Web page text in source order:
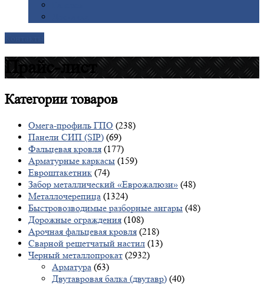
Прайс-лист
Категориитоваров
Омега-профиль ГПО (238)
Панели СИП (SIP) (69)
Фальцевая кровля (177)
Арматурные каркасы (159)
Евроштакетник (74)
Забор металлический «Еврожалюзи» (48)
Металлочерепица (1324)
Быстровозводимые разборные ангары (48)
Дорожные ограждения (108)
Арочная фальцевая кровля (218)
Сварной решетчатый настил (13)
Черный металлопрокат (2932)
Арматура (63)
Двутавровая балка (двутавр) (40)